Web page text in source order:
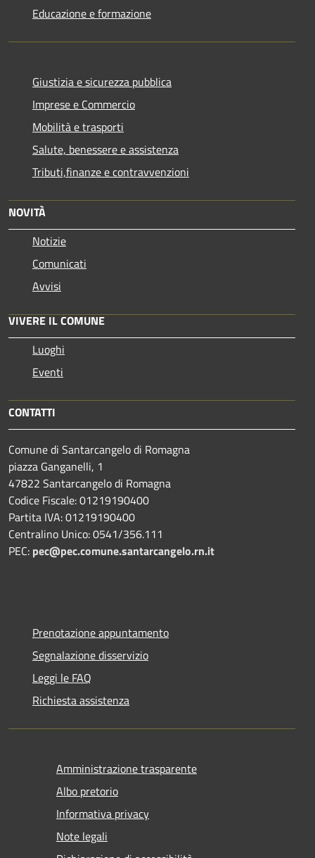
Educazione e formazione
Giustizia e sicurezza pubblica
Imprese e Commercio
Mobilità e trasporti
Salute, benessere e assistenza
Tributi,finanze e contravvenzioni
NOVITÀ
Notizie
Comunicati
Avvisi
VIVERE IL COMUNE
Luoghi
Eventi
CONTATTI
Comune di Santarcangelo di Romagna
piazza Ganganelli, 1
47822 Santarcangelo di Romagna
Codice Fiscale: 01219190400
Partita IVA: 01219190400
Centralino Unico: 0541/356.111
PEC: pec@pec.comune.santarcangelo.rn.it
Prenotazione appuntamento
Segnalazione disservizio
Leggi le FAQ
Richiesta assistenza
Amministrazione trasparente
Albo pretorio
Informativa privacy
Note legali